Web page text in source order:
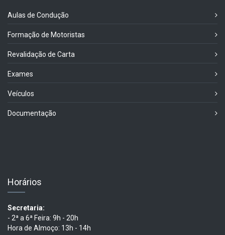
Aulas de Condução
Formação de Motoristas
Revalidação de Carta
Exames
Veículos
Documentação
Horários
Secretaria:
- 2ª a 6ª Feira: 9h - 20h
Hora de Almoço: 13h - 14h